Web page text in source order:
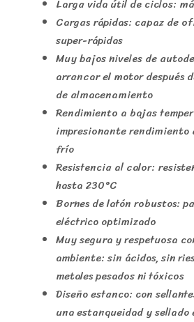
Larga vida útil de ciclos:
Cargas rápidas: capaz de
super-rápidas
Muy bajos niveles de
arrancar el motor después
de almacenamiento
Rendimiento a bajas
impresionante rendimiento
frío
Resistencia al calor:
hasta 230°C
Bornes de latón robustos:
eléctrico optimizado
Muy segura y respetuosa
ambiente: sin ácidos, sin
metales pesados ni tóxicos
Diseño estanco: con
una estanqueidad y sellado